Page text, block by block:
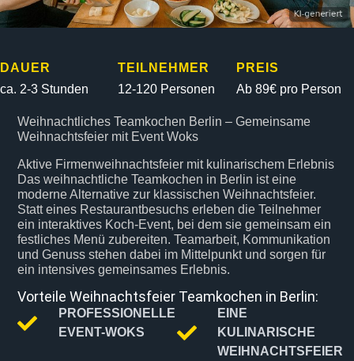
DAUER
ca. 2-3 Stunden
TEILNEHMER
12-120 Personen
PREIS
Ab 89€ pro Person
Weihnachtliches Teamkochen Berlin – Gemeinsame
Weihnachtsfeier mit Event Woks
Aktive Firmenweihnachtsfeier mit kulinarischem Erlebnis
Das weihnachtliche Teamkochen in Berlin ist eine
moderne Alternative zur klassischen Weihnachtsfeier.
Statt eines Restaurantbesuchs erleben die Teilnehmer
ein interaktives Koch-Event, bei dem sie gemeinsam ein
festliches Menü zubereiten. Teamarbeit, Kommunikation
und Genuss stehen dabei im Mittelpunkt und sorgen für
ein intensives gemeinsames Erlebnis.
Vorteile Weihnachtsfeier Teamkochen in Berlin:
PROFESSIONELLE
EVENT-WOKS
EINE
KULINARISCHE
WEIHNACHTSFEIER